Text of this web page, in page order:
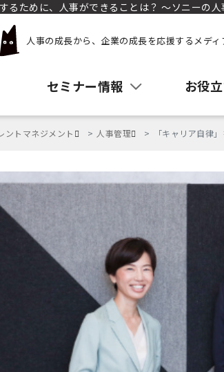
るために、人事ができることは？ ～ソニーの
人事の成長から、企業の成長を応援するメディ
セミナー情報 お役
ントマネジメント 人事管理 「キャリア自律